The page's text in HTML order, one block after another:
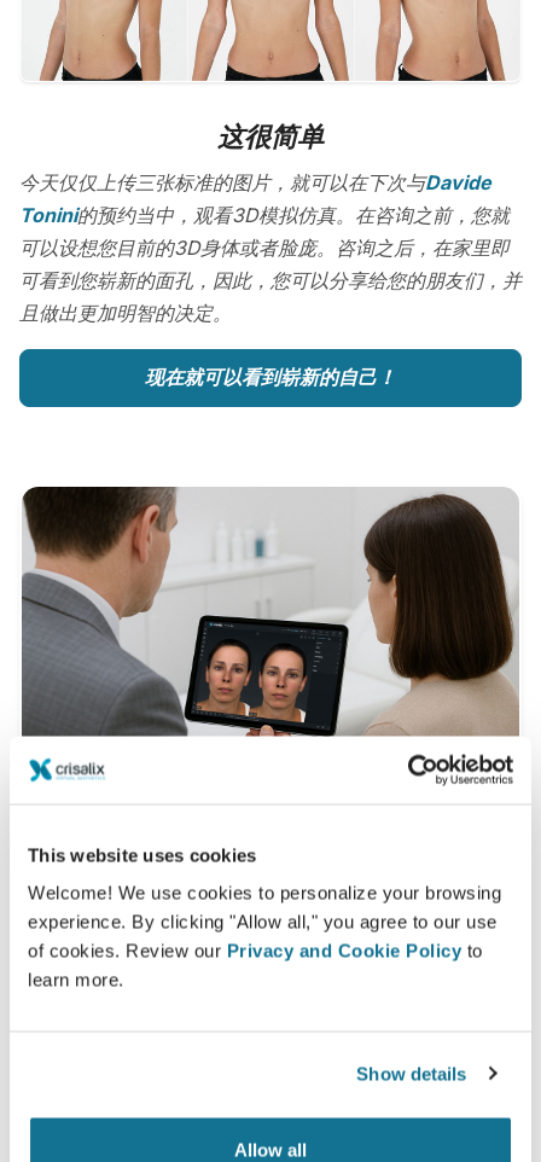
This website uses cookies
Welcome! We use cookies to personalize your browsing
experience. By clicking "Allow all," you agree to our use
of cookies. Review our Privacy and Cookie Policy to
learn more.
Show details
Allow all
这很简单
今天仅仅上传三张标准的图片，就可以在下次与Davide
Tonini的预约当中，观看3D模拟仿真。在咨询之前，您就
可以设想您目前的3D身体或者脸庞。咨询之后，在家里即
可看到您崭新的面孔，因此，您可以分享给您的朋友们，并
且做出更加明智的决定。
现在就可以看到崭新的自己！
什么是典型的3D咨询？
在您下一次的预约，您将能够查看崭新的自己，同时可从
Davide Tonini
现在就可以看到崭新的自己！